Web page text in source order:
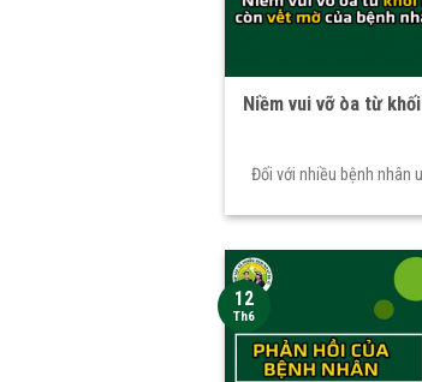
Niềm vui vỡ òa từ
Đối với nhiều bệnh nhân
12
Th6